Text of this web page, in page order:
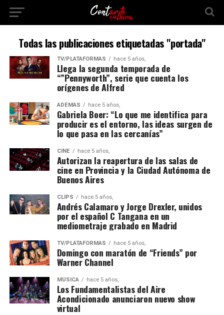
Todas las publicaciones etiquetadas "portada"
TV/PLATAFORMAS hace 5 años,
Llega la segunda temporada de
“”Pennyworth”, serie que cuenta los
orígenes de Alfred
ADEMÁS hace 5 años,
Gabriela Boer: “Lo que me identifica para
producir es el entorno, las ideas surgen de
lo que pasa en las cercanías”
CINE hace 5 años,
Autorizan la reapertura de las salas de
cine en Provincia y la Ciudad Autónoma de
Buenos Aires
CLIPS hace 5 años,
Andrés Calamaro y Jorge Drexler, unidos
por el español C Tangana en un
mediometraje grabado en Madrid
TV/PLATAFORMAS hace 5 años,
Domingo con maratón de “Friends” por
Warner Channel
MÚSICA hace 5 años,
Los Fundamentalistas del Aire
Acondicionado anunciaron nuevo show
virtual